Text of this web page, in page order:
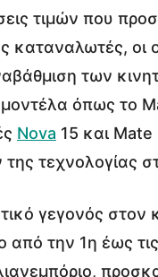
τιμών που
οι
των
όπως το
Nova 15 και
τεχνολογίας
γεγονός στον
την 1η έως